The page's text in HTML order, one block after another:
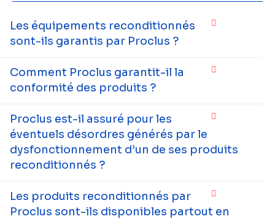
Les équipements reconditionnés
sont-ils garantis par Proclus ?
Comment Proclus garantit-il la
conformité des produits ?
Proclus est-il assuré pour les
éventuels désordres générés par le
dysfonctionnement d’un de ses produits
reconditionnés ?
Les produits reconditionnés par
Proclus sont-ils disponibles partout en